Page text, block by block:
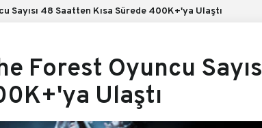
Sayısı 48 Saatten Kısa Sürede 400K+'ya Ulaştı
Forest Oyuncu
Ulaştı